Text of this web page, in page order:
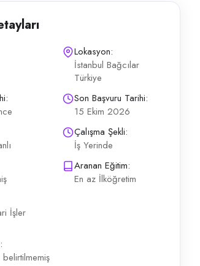
Ofis Personeli (Bayan) kapsamındaki
Lokasyon:
İstanbul Bağcılar
Türkiye
Son Başvuru Tarihi:
15 Ekim 2026
Çalışma Şekli:
İş Yerinde
Aranan Eğitim:
En az İlköğretim
İşler
belirtilmemiş